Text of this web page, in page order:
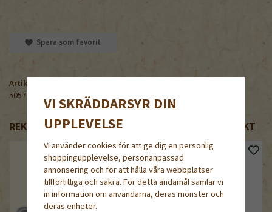
Spara som favorit
Artikelnummer:
5057
REKOMMENDERADE TILLBEHÖR TILL DENNA PRODUKT
VI SKRÄDDARSYR DIN
UPPLEVELSE
Vi använder cookies för att ge dig en personlig
shoppingupplevelse, personanpassad
annonsering och för att hålla våra webbplatser
tillförlitliga och säkra. För detta ändamål samlar vi
in information om användarna, deras mönster och
deras enheter.